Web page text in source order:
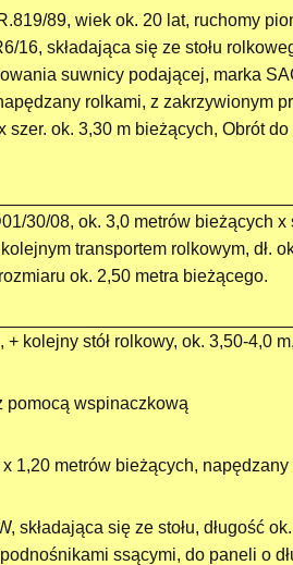
89, wiek ok. 20 lat, ruchomy
składająca się ze stołu
suwnicy podającej, marka
rolkami, z zakrzywionym
ok. 3,30 m bieżących, Obrót
30/08, ok. 3,0 metrów bieżących
transportem rolkowym, dł.
ok. 2,50 metra bieżącego.
+ kolejny stół rolkowy, ok. 3,50-4,0
pomocą wspinaczkową
1,20 metrów bieżących, napędzany
składająca się ze stołu, długość
ssącymi, do paneli o